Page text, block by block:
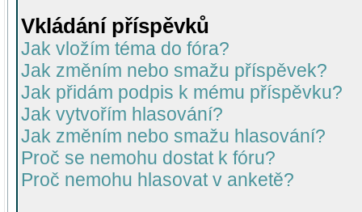
Vkládání příspěvků
Jak vložím téma do fóra?
Jak změním nebo smažu příspěvek?
Jak přidám podpis k mému příspěvku?
Jak vytvořím hlasování?
Jak změním nebo smažu hlasování?
Proč se nemohu dostat k fóru?
Proč nemohu hlasovat v anketě?